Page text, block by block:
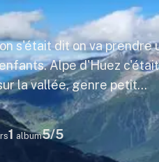
s'était dit on va prendre
Alpe d'Huez
la vallée, genre petit…
1 album5/5